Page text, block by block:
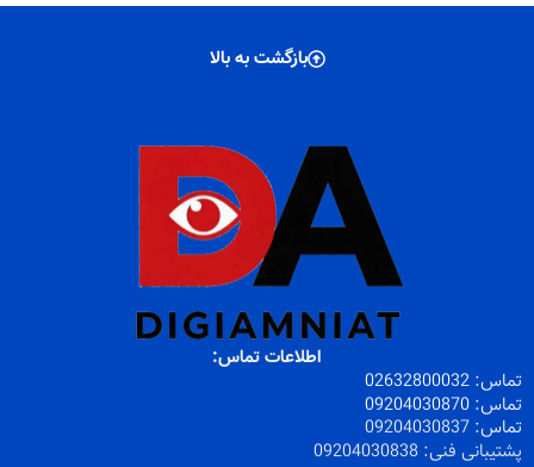
بازگشت به بالا
اطلاعات تماس:
تماس:
02632800032
تماس: 09204030870
تماس: 09204030837
پشتیبانی فنی: 09204030838